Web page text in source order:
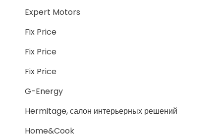
Expert Motors
Fix Price
Fix Price
Fix Price
G-Energy
Hermitage, салон интерьерных решений
Home&Cook